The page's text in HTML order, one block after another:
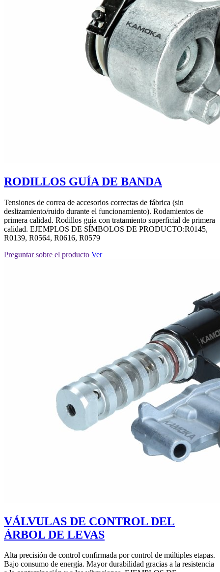
RODILLOS GUÍA DE BANDA
Tensiones de correa de accesorios correctas de fábrica (sin
deslizamiento/ruido durante el funcionamiento). Rodamientos de
primera calidad. Rodillos guía con tratamiento superficial de primera
calidad. EJEMPLOS DE SÍMBOLOS DE PRODUCTO:R0145,
R0139, R0564, R0616, R0579
Preguntar sobre el producto Ver
VÁLVULAS DE CONTROL DEL
ÁRBOL DE LEVAS
Alta precisión de control confirmada por control de múltiples etapas.
Bajo consumo de energía. Mayor durabilidad gracias a la resistencia